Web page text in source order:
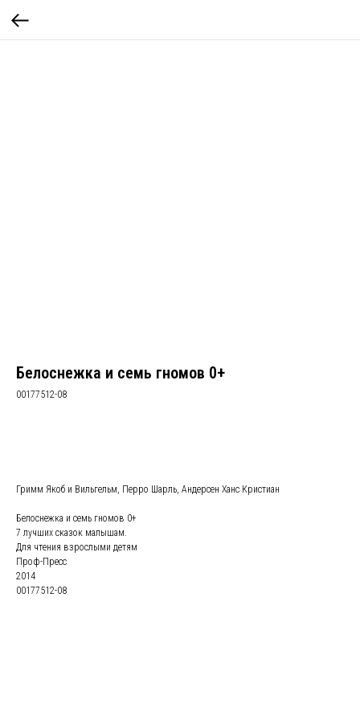
Белоснежка и семь гномов 0+
00177512-08
Гримм Якоб и Вильгельм, Перро Шарль, Андерсен Ханс Кристиан
Белоснежка и семь гномов 0+
7 лучших сказок малышам.
Для чтения взрослыми детям
Проф-Пресс
2014
00177512-08